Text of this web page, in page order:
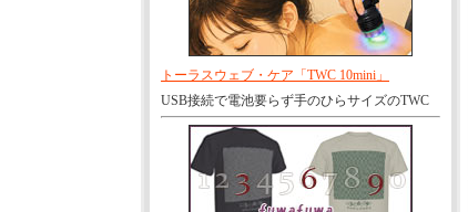
トーラスウェブ・ケア「TWC 10mini」
USB接続で電池要らず手のひらサイズのTWC